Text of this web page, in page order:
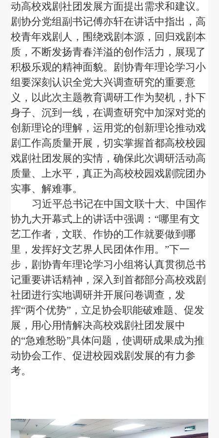
动高校戏剧社团发展方面提出需求和建议。
剧协分党组副书记傅亦轩在讲话中指出， 高
校青年戏剧人，围绕戏剧本源，回归戏剧本
质，不断发扬青春洋溢的创作活力，展现了
积极乐观的精神面貌。 剧协青年理论学习小
组要深刻认识全党大兴调查研究的重要意
义，以此次主题教育调研工作为契机，扑下
身子、沉到一线，在调查研究中加深对党的
创新理论的理解，运用党的创新理论推动戏
剧工作高质量开展，切实掌握首都高校校园
戏剧社团发展的实情，确保此次调研活动高
质量、上水平，真正为高校校园戏剧院团 办
实事、解难事。
习近平总书记在中国文联十大、中国作
协九大开幕式上的讲话中强调： “哪里有文
艺工作者，文联、作协的工作就要做到哪
里，发挥好文艺界人民团体作用。 ”下一
步，剧协青年理论学习小组将认真贯彻总书
记重要讲话精神，深入到首都部分高校戏剧
社团进行实地调研并开展问卷调查，发
挥“两个优势” ， 立足协会职能破难题、促发
展，用心用情解决高校戏剧社团发展中
的“急难愁盼”具体问题，使调研成果成为推
动协会工作、促进校园戏剧发展的有力参
考。